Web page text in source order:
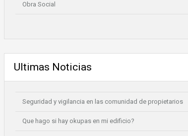
Obra Social
Ultimas Noticias
Seguridad y vigilancia en las comunidad de propietarios
Que hago si hay okupas en mi edificio?